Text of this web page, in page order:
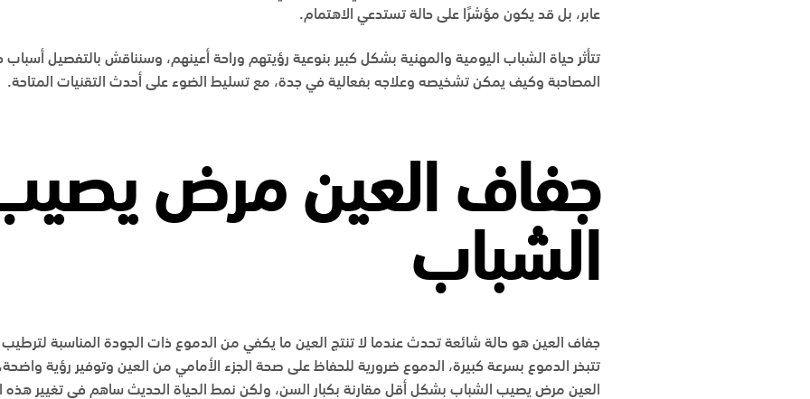
عابر، بل قد يكون مؤشرًا على حالة تستدعي الاهتمام.
تتأثر حياة الشباب اليومية والمهنية بشكل كبير بنوعية رؤيتهم وراحة أعينهم، وسنناقش بالتفصيل
المصاحبة وكيف يمكن تشخيصه وعلاجه بفعالية في جدة، مع تسليط الضوء على أحدث التقنيات المتاحة.
جفاف العين مرض
الشباب
جفاف العين هو حالة شائعة تحدث عندما لا تنتج العين ما يكفي من الدموع ذات الجودة المناسبة
تتبخر الدموع بسرعة كبيرة، الدموع ضرورية للحفاظ على صحة الجزء الأمامي من العين وتوفير رؤية
العين مرض يصيب الشباب بشكل أقل مقارنة بكبار السن، ولكن نمط الحياة الحديث ساهم في تغيير هذه